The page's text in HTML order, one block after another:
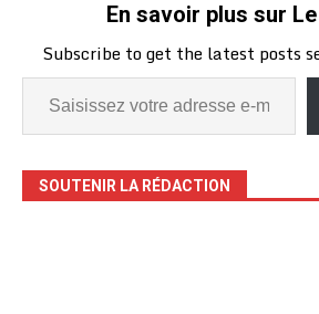
En savoir plus sur
Subscribe to get the latest posts
SOUTENIR LA RÉDACTION